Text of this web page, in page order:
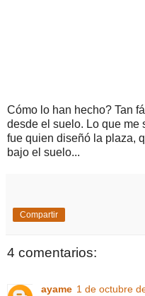
Cómo lo han hecho? Tan
desde el suelo. Lo que me
fue quien diseñó la plaza,
bajo el suelo...
Compartir
4 comentarios:
ayame 1 de octubre